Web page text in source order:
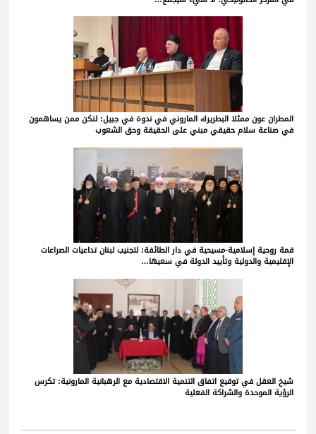
المطران عون ممثلا البطريرك الماروني في ندوة في جبيل: لنكن ممن يساهمون
في صناعة سلام حقيقي مبني على الحقيقة وحق الشعوب
قمة روحية إسلامية-مسيحية في دار الطائفة: لتجنيب لبنان تداعيات الصراعات
الإقليمية والدولية وتأييد الدولة في سعيها…
شيخ العقل في توقيع اتفاق التنمية الاقتصادية مع الرهبانية المارونية: تكرس
الرؤية الموحدة والشراكة الفعلية